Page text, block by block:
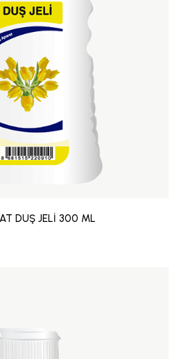
DUŞ JELİ 300 ML